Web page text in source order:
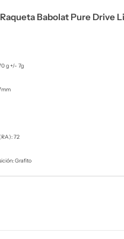
Babolat Pure Drive
g +/- 7g
72
Grafito